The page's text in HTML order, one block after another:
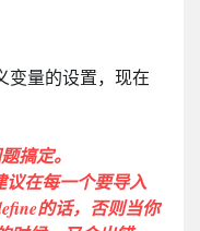
变量的设置，现在
搞定。
在每一个要导入
的话，否则当你